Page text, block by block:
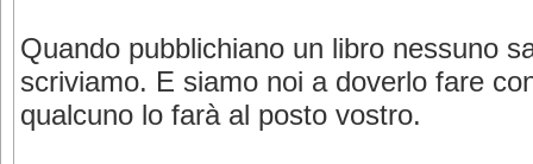
Quando pubblichiano un libro nessuno
scriviamo. E siamo noi a doverlo fare
qualcuno lo farà al posto vostro.